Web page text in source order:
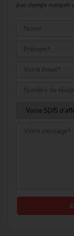
(Les champs